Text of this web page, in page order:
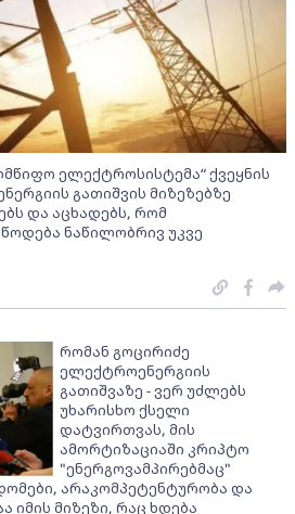
ელექტროსისტემა“ ქვეყნის
გათიშვის მიზეზებზე
და აცხადებს, რომ
ნაწილობრივ უკვე
რომან გოცირიძე
ელექტროენერგიის
გათიშვაზე - ვერ უძლებს
უხარისხო ქსელი
დატვირთვას, მის
ამორტიზაციაში კრიპტო
"ენერგოვამპირებმაც"
არაკომპეტენტურობა და
მიზეზი, რაც ხდება